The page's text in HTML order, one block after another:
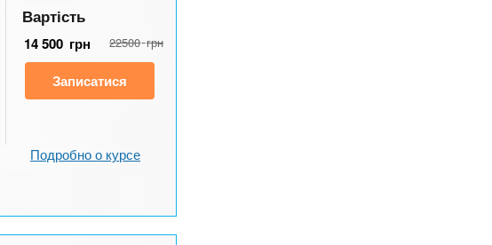
Вартість
14 500 грн 22500 грн
Записатися
Подробно о курсе